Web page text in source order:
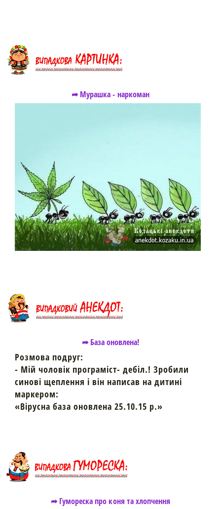
➦ Мурашка - наркоман
➦ База оновлена!
Розмова подруг:
- Мій чоловік програміст- дебіл.! Зробили
синові щеплення і він написав на дитині
маркером:
«Вірусна база оновлена 25.10.15 р.»
➦ Гумореска про коня та хлопчення